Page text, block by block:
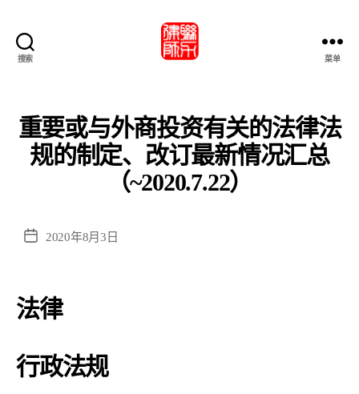
搜索
联
力
律
師
事
菜单
重要或与外商投资有关的法律法
规的制定、改订最新情况汇总
（~2020.7.22）
发
2020年8月3日
法律
行政法规